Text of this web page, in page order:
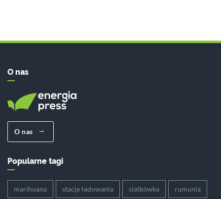
O nas
O nas
Popularne tagi
marihuana stacje ładowania siatkówka rumunia